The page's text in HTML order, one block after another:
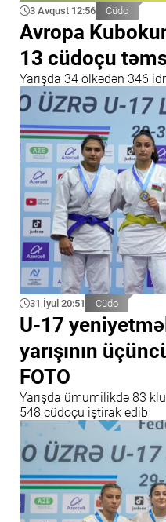
3 Avqust 12:56 Cüdo
Avropa
13 cüdoçu
Yarışda 34 ölkədən 346
31 İyul 20:51 Cüdo
U-17
yarışının
FOTO
Yarışda ümumilikdə 83
548 cüdoçu iştirak edib